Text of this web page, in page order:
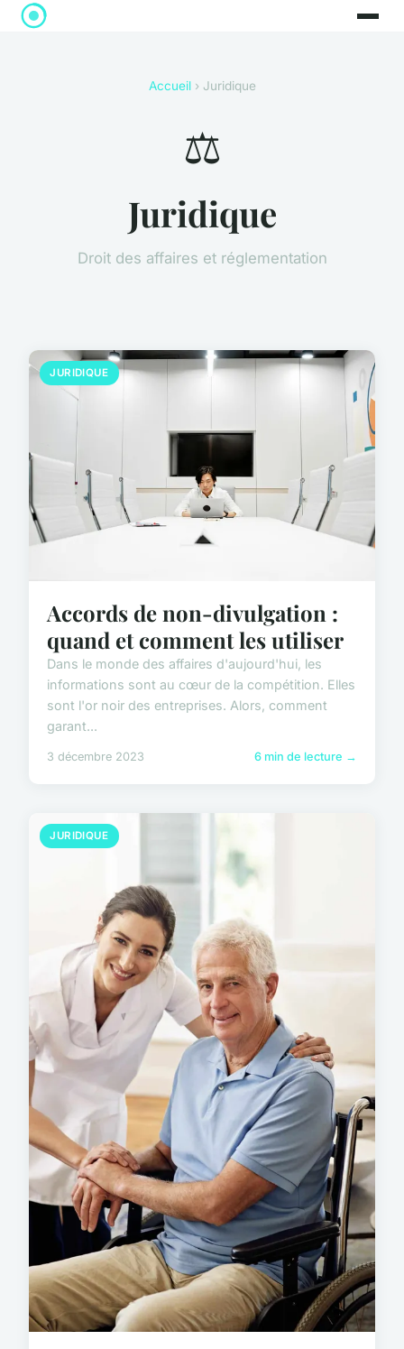
Accueil› Juridique
⚖️
Juridique
Droit des affaires et réglementation
JURIDIQUE
Accords de non-divulgation :
quand et comment les utiliser
Dans le monde des affaires d'aujourd'hui, les
informations sont au cœur de la compétition. Elles
sont l'or noir des entreprises. Alors, comment
garant...
3 décembre 2023 6 min de lecture →
JURIDIQUE